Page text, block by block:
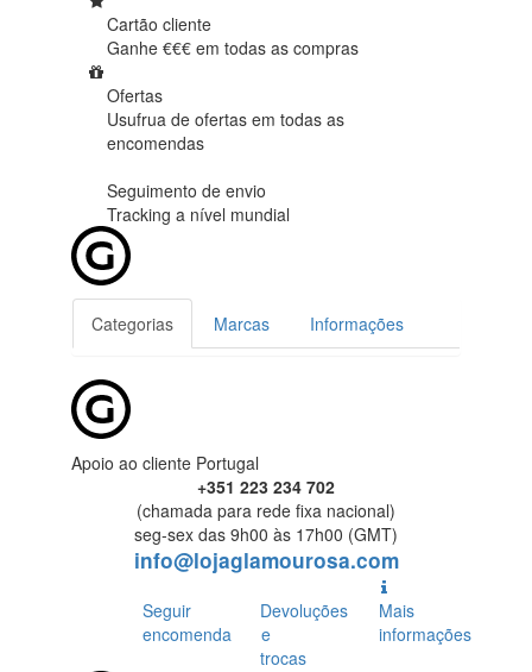
Cartão cliente
Ganhe €€€ em todas as compras
Ofertas
Usufrua de ofertas em todas as
encomendas
Seguimento de envio
Tracking a nível mundial
Categorias Marcas Informações
Apoio ao cliente Portugal
+351 223 234 702
(chamada para rede fixa nacional)
seg-sex das 9h00 às 17h00 (GMT)
info@lojaglamourosa.com
Seguir
encomenda
Devoluções
e
trocas
Mais
informações